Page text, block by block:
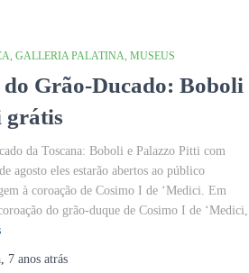
GALLERIA PALATINA MUSEUS
Grão-Ducado: Boboli
grátis
da Toscana: Boboli e Palazzo Pitti com
agosto eles estarão abertos ao público
à coroação de Cosimo I de ‘Medici. Em
do grão-duque de Cosimo I de ‘Medici,
, 7 anos atrás